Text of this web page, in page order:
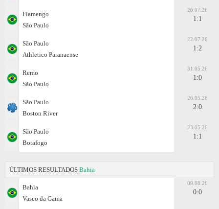
Flamengo
São Paulo
26.07.26
1:1
São Paulo
Athletico Paranaense
22.07.26
1:2
Remo
São Paulo
31.05.26
1:0
São Paulo
Boston River
26.05.26
2:0
São Paulo
Botafogo
23.05.26
1:1
ÚLTIMOS RESULTADOS Bahia
Bahia
Vasco da Gama
09.08.26
0:0